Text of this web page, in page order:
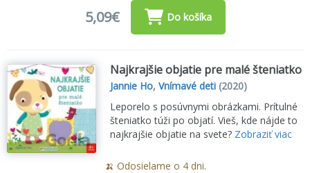
5,09€ Do košíka
Najkrajšie objatie pre malé šteniatko
Jannie Ho,Vnímavé deti (2020)
Leporelo s posúvnymi obrázkami. Prítulné
šteniatko túži po objatí. Vieš, kde nájde to
najkrajšie objatie na svete? Zobraziť viac
🍌 Odosielame o 4 dni.